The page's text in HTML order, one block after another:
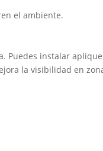
el ambiente.
Puedes instalar
la visibilidad en